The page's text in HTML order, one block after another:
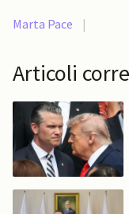
Marta Pace |
Articoli